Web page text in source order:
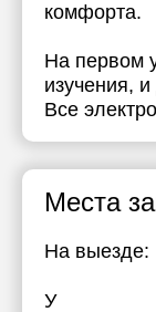
комфорта.
На первом
изучения,
Все
Места
На выезде:
У